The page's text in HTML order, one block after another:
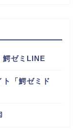
鰐ゼミLINE
「鰐ゼミド